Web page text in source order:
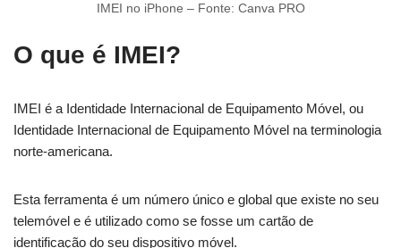
IMEI no iPhone – Fonte: Canva PRO
O que é IMEI?
IMEI é a Identidade Internacional de Equipamento Móvel, ou
Identidade Internacional de Equipamento Móvel na terminologia
norte-americana.
Esta ferramenta é um número único e global que existe no seu
telemóvel e é utilizado como se fosse um cartão de
identificação do seu dispositivo móvel.